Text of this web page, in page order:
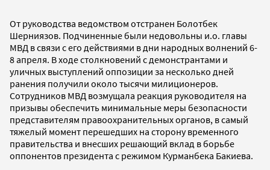
От руководства ведомством отстранен Болотбек
Шерниязов. Подчиненные были недовольны и.о. главы
МВД в связи с его действиями в дни народных волнений 6-
8 апреля. В ходе столкновений с демонстрантами и
уличных выступлений оппозиции за несколько дней
ранения получили около тысячи милиционеров.
Сотрудников МВД возмущала реакция руководителя на
призывы обеспечить минимальные меры безопасности
представителям правоохранительных органов, в самый
тяжелый момент перешедших на сторону временного
правительства и внесших решающий вклад в борьбе
оппонентов президента с режимом Курманбека Бакиева.